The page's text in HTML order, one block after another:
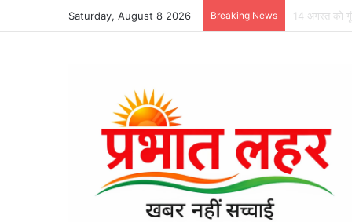
Saturday, August 8 2026 Breaking News शिवरीनारायण